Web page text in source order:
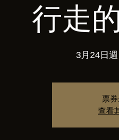
行走
3月24日週
票
查看